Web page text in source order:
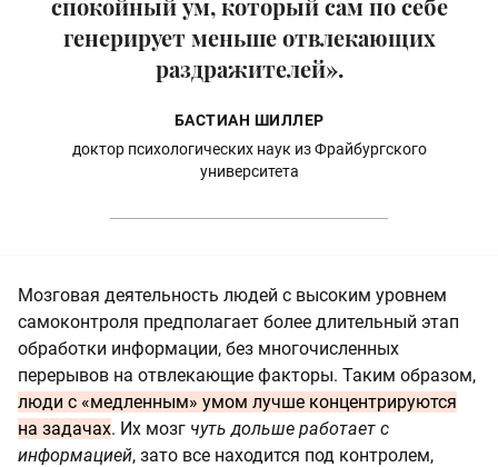
спокойный ум, который сам по себе
генерирует меньше отвлекающих
раздражителей».
БАСТИАН ШИЛЛЕР
доктор психологических наук из Фрайбургского
университета
Мозговая деятельность людей с высоким уровнем
самоконтроля предполагает более длительный этап
обработки информации, без многочисленных
перерывов на отвлекающие факторы. Таким образом,
люди с «медленным» умом лучше концентрируются
на задачах. Их мозг чуть дольше работает с
информацией, зато все находится под контролем,